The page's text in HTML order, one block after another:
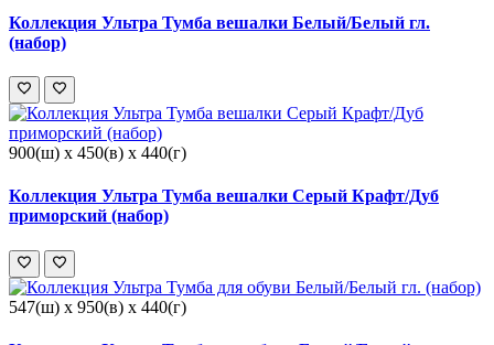
Коллекция Ультра Тумба вешалки Белый/Белый гл.
(набор)
900(ш) x 450(в) x 440(г)
Коллекция Ультра Тумба вешалки Серый Крафт/Дуб
приморский (набор)
547(ш) x 950(в) x 440(г)